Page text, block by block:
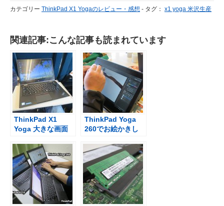
カテゴリー ThinkPad X1 Yogaのレビュー・感想 - タグ： x1 yoga 米沢生産
関連記事:こんな記事も読まれています
ThinkPad X1
Yoga 大きな画面
ボードで仕事がは
かどる
ThinkPad Yoga
260でお絵かきし
中